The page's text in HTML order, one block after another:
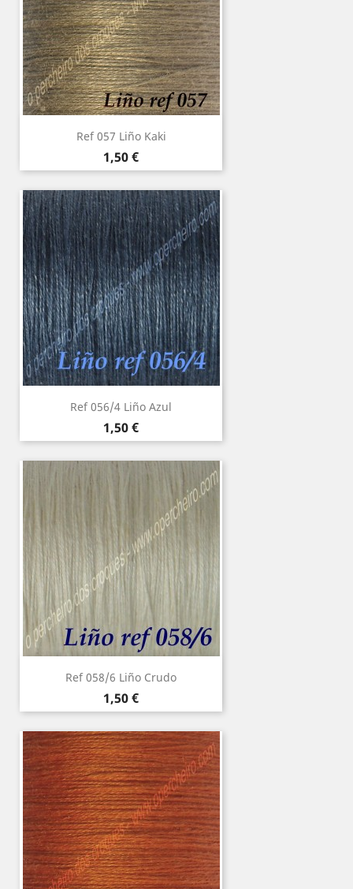
Ref 057 Liño Kaki
Precio
1,50 €
Ref 056/4 Liño Azul
Precio
1,50 €
Ref 058/6 Liño Crudo
Precio
1,50 €